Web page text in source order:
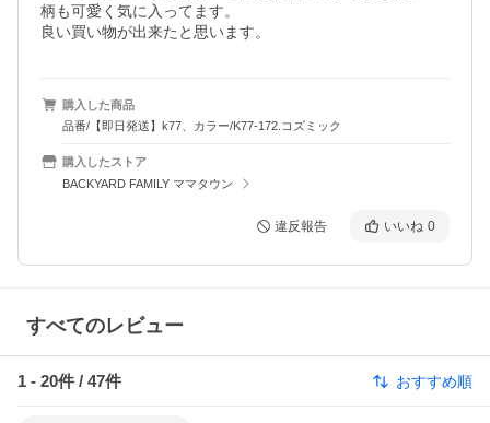
柄も可愛く気に入ってます。
良い買い物が出来たと思います。
購入した商品
品番/【即日発送】k77、カラー/K77-172.コズミック
購入したストア
BACKYARD FAMILY ママタウン
違反報告 いいね 0
すべてのレビュー
1 - 20件 / 47件 おすすめ順